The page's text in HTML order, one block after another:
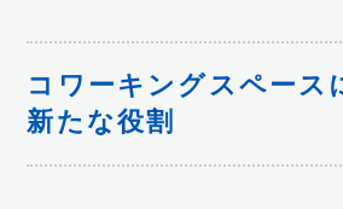
コワーキングスペース
新たな役割